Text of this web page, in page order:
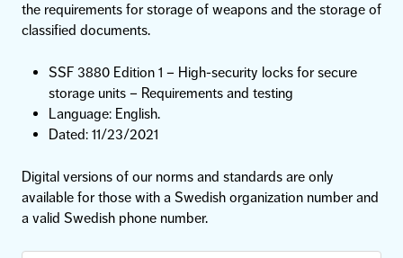
the requirements for storage of weapons and the storage of
classified documents.
SSF 3880 Edition 1 – High-security locks for secure
storage units – Requirements and testing
Language: English.
Dated: 11/23/2021
Digital versions of our norms and standards are only
available for those with a Swedish organization number and
a valid Swedish phone number.